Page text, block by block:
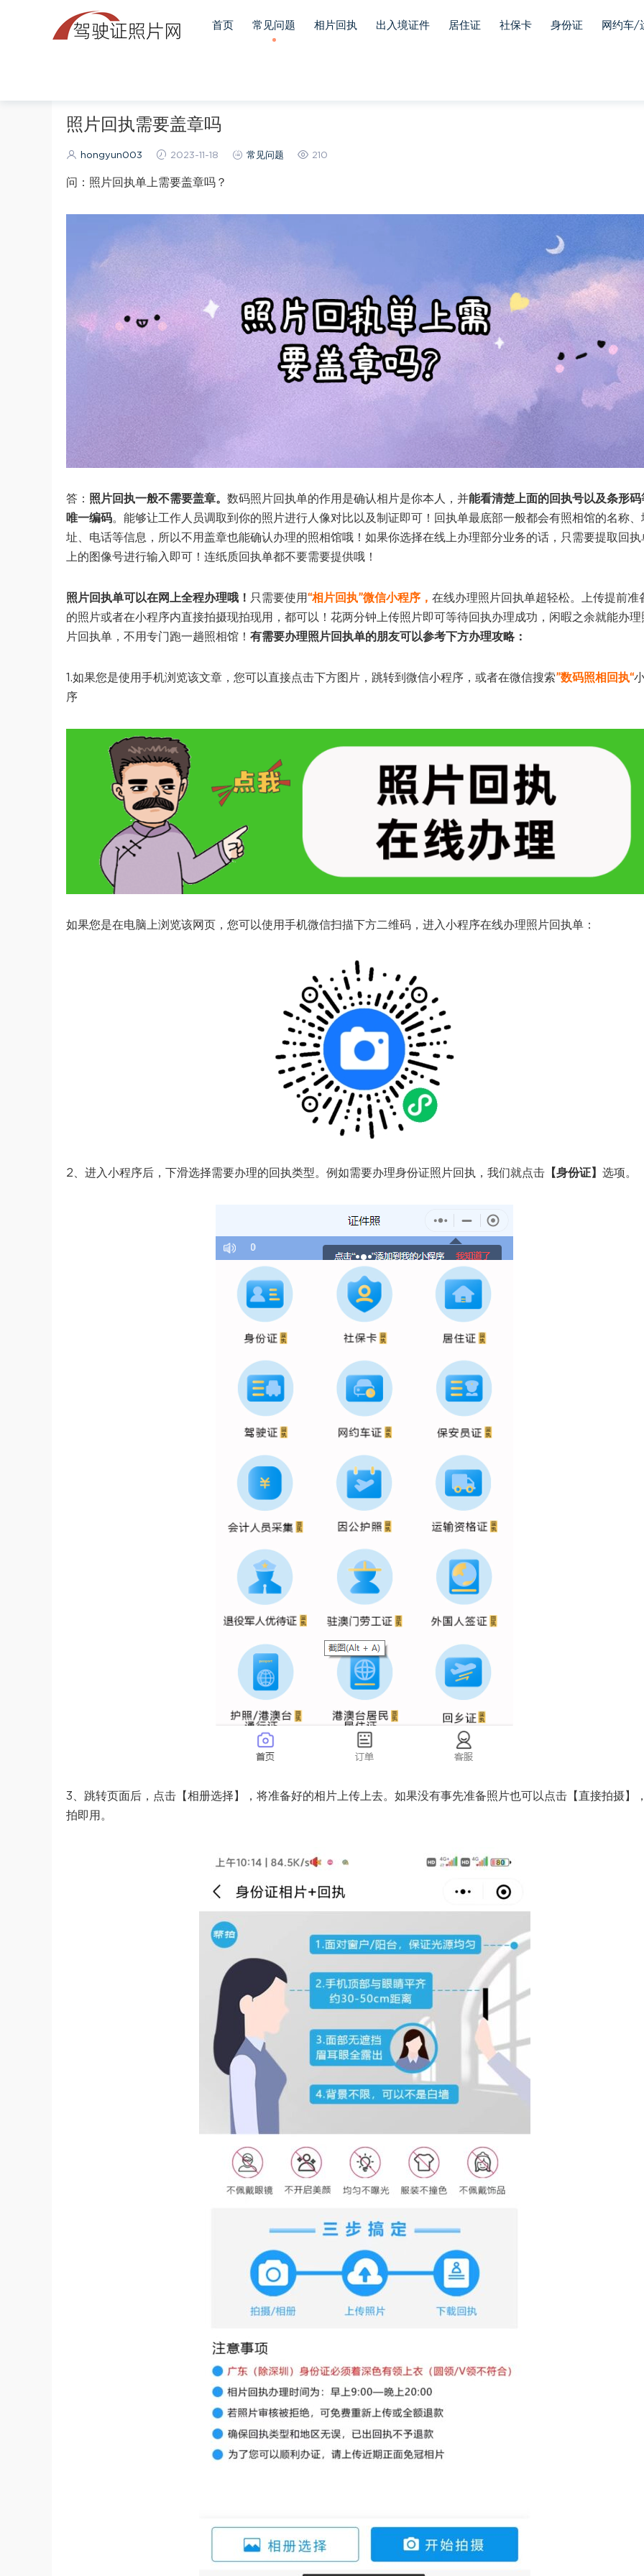
首页 常见问题 相片回执 出入境证件 居住证 社保卡 身份证 网约车/
照片回执需要盖章吗
hongyun003 2023-11-18 常见问题 210
问：照片回执单上需要盖章吗？
答： 照片回执一般不需要盖章。 数码照片回执单的作用是确认相片是你本人，并能看清楚上面的回执号以及条形码
唯一编码。能够让工作人员调取到你的照片进行人像对比以及制证即可！回执单最底部一般都会有照相馆的名称、
址、电话等信息，所以不用盖章也能确认办理的照相馆哦！如果你选择在线上办理部分业务的话，只需要提取回执
上的图像号进行输入即可！连纸质回执单都不要需要提供哦！
照片回执单可以在网上全程办理哦！ 只需要使用“相片回执”微信小程序， 在线办理照片回执单超轻松。上传提前准
的照片或者在小程序内直接拍摄现拍现用，都可以！花两分钟上传照片即可等待回执办理成功，闲暇之余就能办理
片回执单，不用专门跑一趟照相馆！ 有需要办理照片回执单的朋友可以参考下方办理攻略：
1.如果您是使用手机浏览该文章，您可以直接点击下方图片，跳转到微信小程序，或者在微信搜索”数码照相回执“
序
如果您是在电脑上浏览该网页，您可以使用手机微信扫描下方二维码，进入小程序在线办理照片回执单：
2、进入小程序后，下滑选择需要办理的回执类型。例如需要办理身份证照片回执，我们就点击 【身份证】 选项。
3、跳转页面后，点击【相册选择】，将准备好的相片上传上去。如果没有事先准备照片也可以点击【直接拍摄】
拍即用。